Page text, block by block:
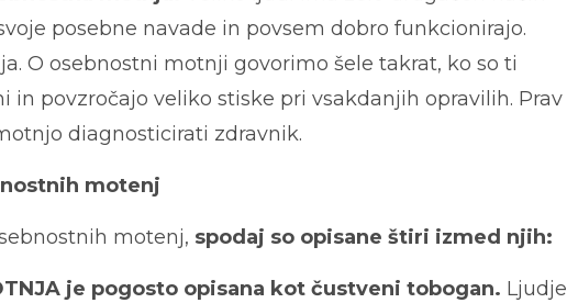
posebne navade in povsem dobro funkcionirajo.
O osebnostni motnji govorimo šele takrat, ko so ti
in povzročajo veliko stiske pri vsakdanjih opravilih. Prav
diagnosticirati zdravnik.
motenj
motenj, spodaj so opisane štiri izmed njih:
je pogosto opisana kot čustveni tobogan. Ljudje